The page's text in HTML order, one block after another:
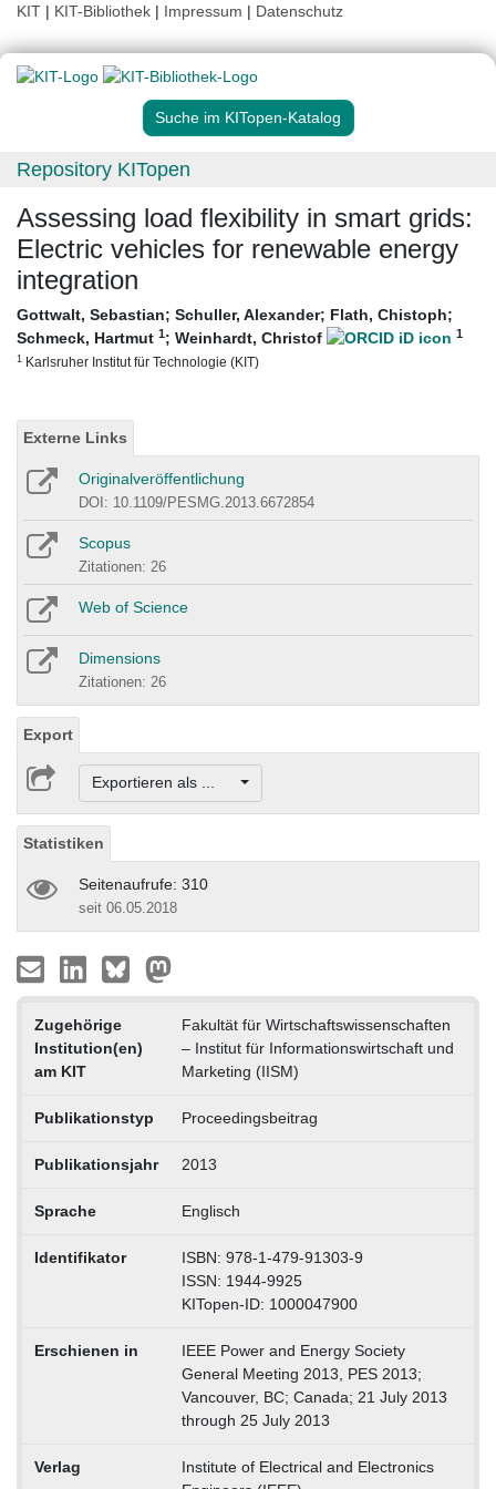
KIT | KIT-Bibliothek | Impressum | Datenschutz
Suche im KITopen-Katalog
Repository KITopen
Assessing load flexibility in smart grids:
Electric vehicles for renewable energy
integration
Gottwalt, Sebastian; Schuller, Alexander; Flath, Chistoph;
Schmeck, Hartmut 1; Weinhardt, Christof 1
1 Karlsruher Institut für Technologie (KIT)
Externe Links
Originalveröffentlichung
DOI: 10.1109/PESMG.2013.6672854
Scopus
Zitationen: 26
Web of Science
Dimensions
Zitationen: 26
Export
Exportieren als ...
Statistiken
Seitenaufrufe: 310
seit 06.05.2018
Zugehörige
Institution(en)
am KIT
Fakultät für Wirtschaftswissenschaften
– Institut für Informationswirtschaft und
Marketing (IISM)
Publikationstyp Proceedingsbeitrag
Publikationsjahr 2013
Sprache Englisch
Identifikator
ISBN: 978-1-479-91303-9
ISSN: 1944-9925
KITopen-ID: 1000047900
Erschienen in
IEEE Power and Energy Society
General Meeting 2013, PES 2013;
Vancouver, BC; Canada; 21 July 2013
through 25 July 2013
Verlag
Institute of Electrical and Electronics